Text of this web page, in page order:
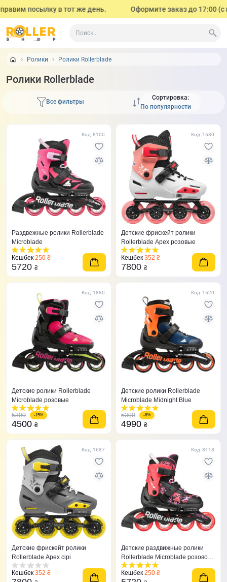
посылку в тот же день. Оформите заказ до 17:00 (с
Ролики Ролики Rollerblade
Ролики Rollerblade
Все фильтры
Сортировка:
Код: 8100
Раздвежные ролики Rollerblade
Microblade
Кешбек 250 ₴
5720 ₴
Код: 1680
Детские фрискейт ролики
Rollerblade Apex розовые
Кешбек 352 ₴
7800 ₴
Код: 1880
Детские ролики Rollerblade
Microblade розовые
5300 -15%
4500 ₴
Код: 1620
Детские ролики Rollerblade
Microblade Midnight Blue
5300 -6%
4990 ₴
Код: 1687
Детские фрискейт ролики
Rollerblade Apex сірі
Кешбек 352 ₴
Код: 8118
Детские раздвижные ролики
Rollerblade Microblade розово-
красные
Кешбек 250 ₴